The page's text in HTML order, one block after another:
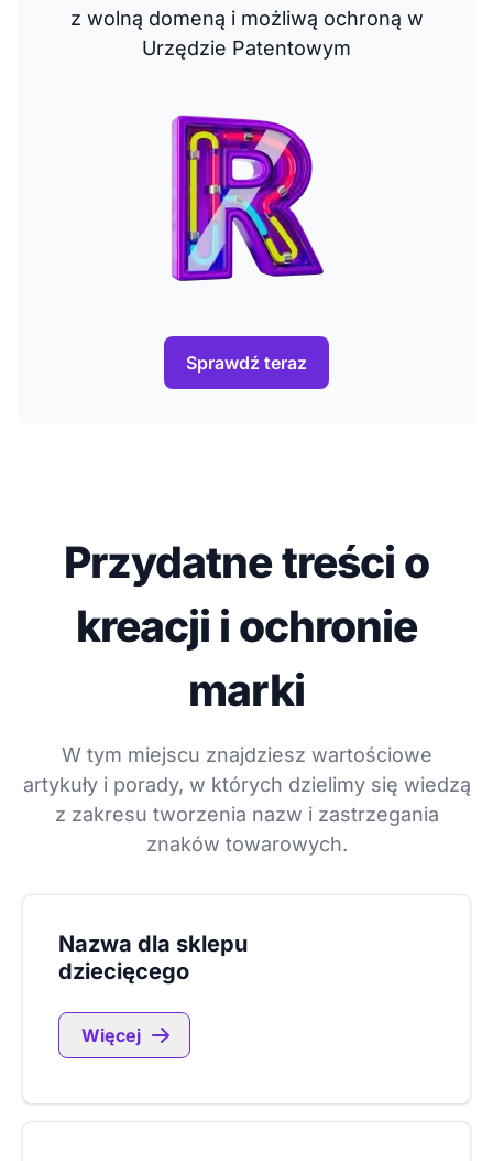
z wolną domeną i możliwą ochroną w
Urzędzie Patentowym
Sprawdź teraz
Przydatne treści o
kreacji i ochronie
marki
W tym miejscu znajdziesz wartościowe
artykuły i porady, w których dzielimy się wiedzą
z zakresu tworzenia nazw i zastrzegania
znaków towarowych.
Nazwa dla sklepu
dziecięcego
Więcej